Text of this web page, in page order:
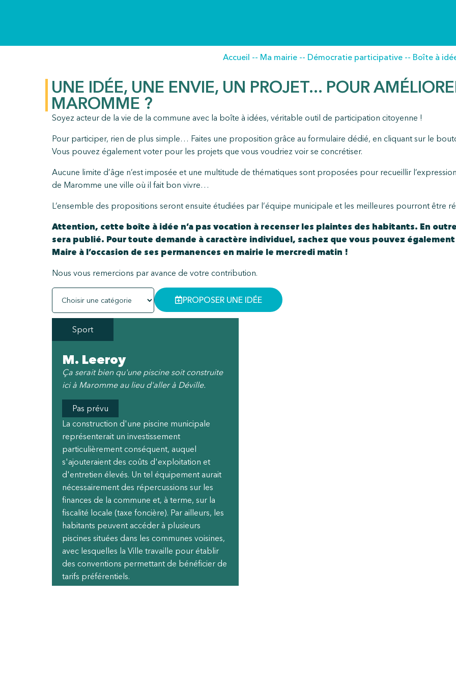
Accueil -- Ma mairie-- Démocratie participative-- Boîte à
UNE IDÉE, UNE ENVIE, UN PROJET... POUR
MAROMME ?
Soyez acteur de la vie de la commune avec la boîte à idées, véritable outil de participation citoyenne !
Pour participer, rien de plus simple… Faites une proposition grâce au formulaire dédié, en cliquant sur le
Vous pouvez également voter pour les projets que vous voudriez voir se concrétiser.
Aucune limite d’âge n’est imposée et une multitude de thématiques sont proposées pour recueillir
de Maromme une ville où il fait bon vivre…
L’ensemble des propositions seront ensuite étudiées par l’équipe municipale et les meilleures pourront être
Attention, cette boîte à idée n’a pas vocation à recenser les plaintes des habitants. En
sera publié. Pour toute demande à caractère individuel, sachez que vous pouvez
Maire à l’occasion de ses permanences en mairie le mercredi matin !
Nous vous remercions par avance de votre contribution.
PROPOSER UNE IDÉE
Sport
M. Leeroy
Ça serait bien qu'une piscine soit construite
ici à Maromme au lieu d'aller à Déville.
Pas prévu
La construction d'une piscine municipale
représenterait un investissement
particulièrement conséquent, auquel
s'ajouteraient des coûts d'exploitation et
d'entretien élevés. Un tel équipement aurait
nécessairement des répercussions sur les
finances de la commune et, à terme, sur la
fiscalité locale (taxe foncière). Par ailleurs, les
habitants peuvent accéder à plusieurs
piscines situées dans les communes voisines,
avec lesquelles la Ville travaille pour établir
des conventions permettant de bénéficier de
tarifs préférentiels.